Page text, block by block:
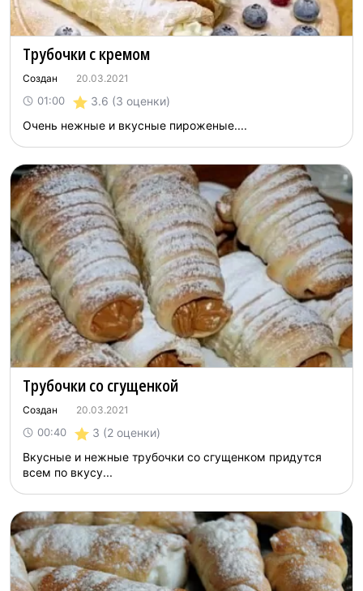
Трубочки с кремом
Создан 20.03.2021
01:00 3.6 (3 оценки)
Очень нежные и вкусные пироженые....
Трубочки со сгущенкой
Создан 20.03.2021
00:40 3 (2 оценки)
Вкусные и нежные трубочки со сгущенком придутся
всем по вкусу...